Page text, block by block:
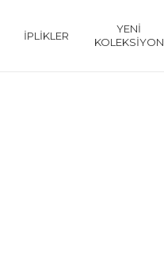
İPLİKLER
YENİ
KOLEKSİYON